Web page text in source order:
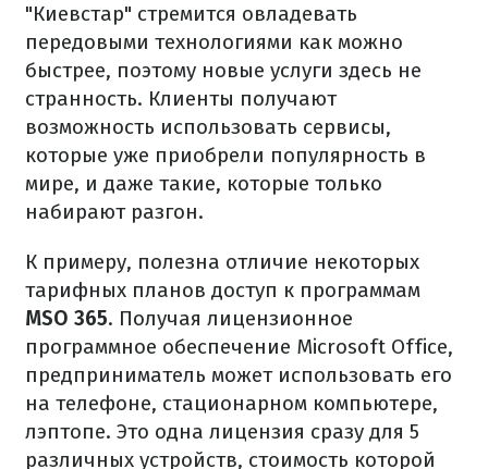
"Киевстар" стремится овладевать
передовыми технологиями как можно
быстрее, поэтому новые услуги здесь не
странность. Клиенты получают
возможность использовать сервисы,
которые уже приобрели популярность в
мире, и даже такие, которые только
набирают разгон.
К примеру, полезна отличие некоторых
тарифных планов доступ к программам
MSO 365. Получая лицензионное
программное обеспечение Microsoft Office,
предприниматель может использовать его
на телефоне, стационарном компьютере,
лэптопе. Это одна лицензия сразу для 5
различных устройств, стоимость которой